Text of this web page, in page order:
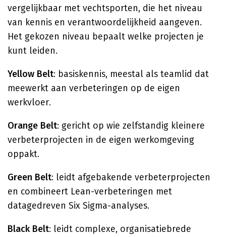
vergelijkbaar met vechtsporten, die het niveau
van kennis en verantwoordelijkheid aangeven.
Het gekozen niveau bepaalt welke projecten je
kunt leiden.
Yellow Belt: basiskennis, meestal als teamlid dat
meewerkt aan verbeteringen op de eigen
werkvloer.
Orange Belt: gericht op wie zelfstandig kleinere
verbeterprojecten in de eigen werkomgeving
oppakt.
Green Belt: leidt afgebakende verbeterprojecten
en combineert Lean-verbeteringen met
datagedreven Six Sigma-analyses.
Black Belt: leidt complexe, organisatiebrede